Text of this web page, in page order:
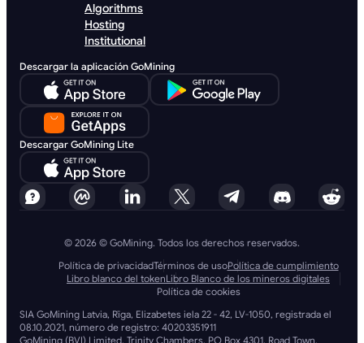
Algorithms
Hosting
Institutional
Descargar la aplicación GoMining
Descargar GoMining Lite
© 2026 © GoMining. Todos los derechos reservados.
Política de privacidadTérminos de usoPolítica de cumplimiento
Libro blanco del tokenLibro Blanco de los mineros digitales
Política de cookies
SIA GoMining Latvia, Rīga, Elizabetes iela 22 - 42, LV-1050, registrada el
08.10.2021, número de registro: 40203351911
GoMining (BVI) Limited, Trinity Chambers, PO Box 4301, Road Town,